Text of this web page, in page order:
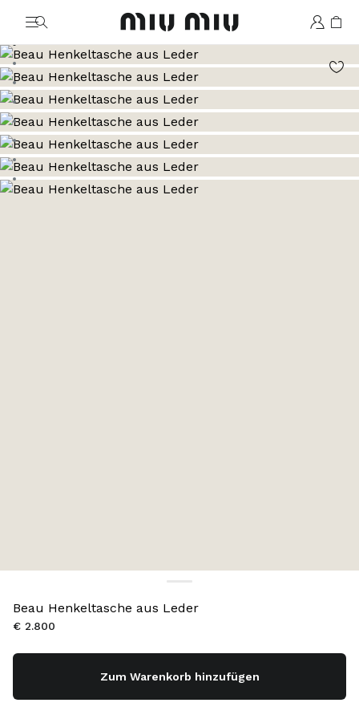
MiuMiu logo
Zum Bild 1
Zum Bild 2
Zum Bild 3
Zum Bild 4
Zum Bild 5
Zum Bild 6
Zum Bild 7
Zum Bild 8
Beau Henkeltasche aus Leder
€ 2.800
Zum Warenkorb hinzufügen